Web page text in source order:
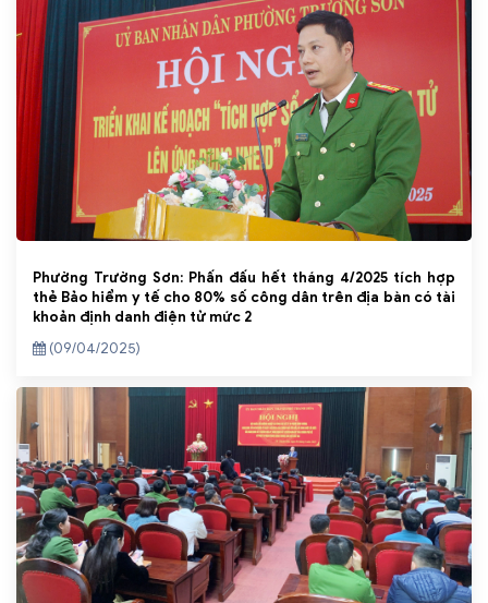
Phường Trường Sơn: Phấn đấu hết tháng 4/2025 tích hợp
thẻ Bảo hiểm y tế cho 80% số công dân trên địa bàn có tài
khoản định danh điện tử mức 2
(09/04/2025)